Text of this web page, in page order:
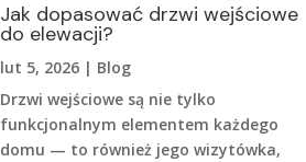
Jak dopasować drzwi wejściowe
do elewacji?
lut 5, 2026| Blog
Drzwi wejściowe są nie tylko
funkcjonalnym elementem każdego
domu — to również jego wizytówka,